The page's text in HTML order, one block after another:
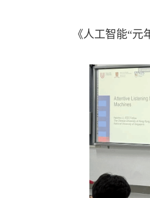
《人工智能“